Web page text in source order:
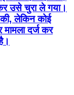
उसे चुरा ले गया।
लेकिन कोई
मामला दर्ज कर